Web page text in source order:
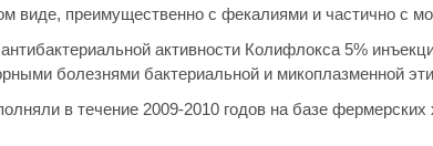
виде, преимущественно с фекалиями и частично с
активности Колифлокса 5%
болезнями бактериальной и микоплазменной
в течение 2009-2010 годов на базе